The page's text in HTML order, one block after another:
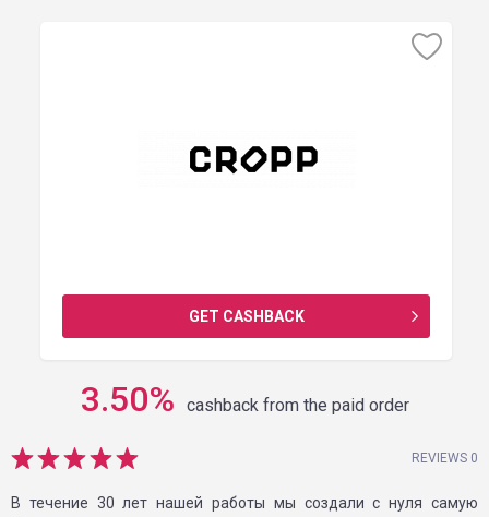
GET CASHBACK
3.50% cashback from the paid order
REVIEWS 0
В течение 30 лет нашей работы мы создали с нуля самую